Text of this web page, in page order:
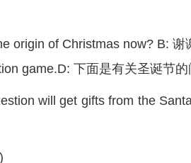
origin of Christmas now? B: 谢
game.D: 下面是有关圣诞节的
will get gifts from the